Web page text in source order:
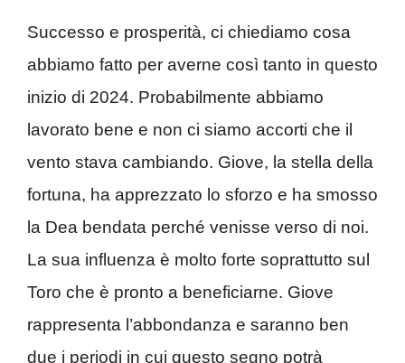
Successo e prosperità, ci chiediamo cosa
abbiamo fatto per averne così tanto in questo
inizio di 2024. Probabilmente abbiamo
lavorato bene e non ci siamo accorti che il
vento stava cambiando. Giove, la stella della
fortuna, ha apprezzato lo sforzo e ha smosso
la Dea bendata perché venisse verso di noi.
La sua influenza è molto forte soprattutto sul
Toro che è pronto a beneficiarne. Giove
rappresenta l’abbondanza e saranno ben
due i periodi in cui questo segno potrà